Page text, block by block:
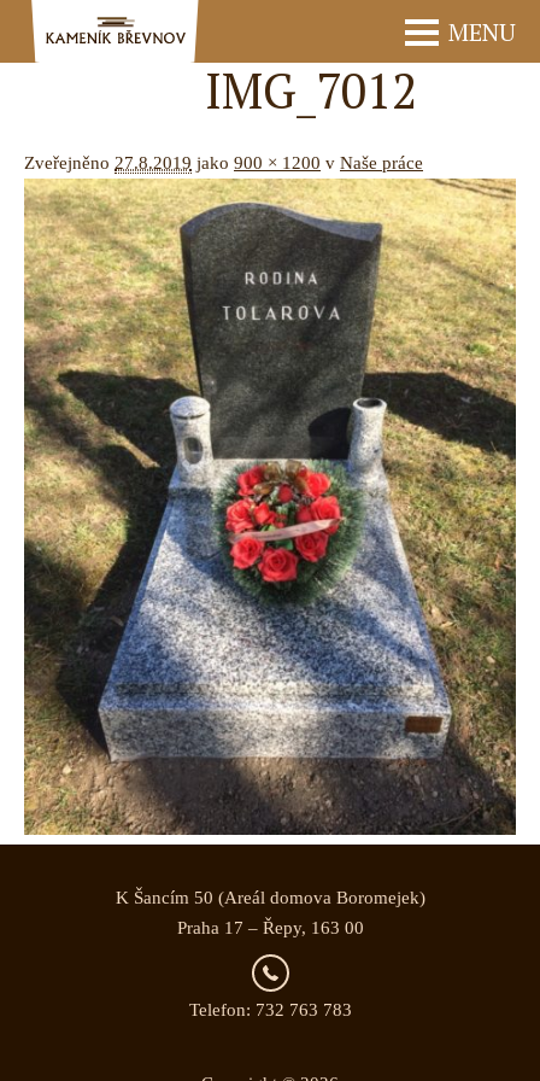
MENU
IMG_7012
Zveřejněno 27.8.2019 jako 900 × 1200 v Naše práce
K Šancím 50 (Areál domova Boromejek)
Praha 17 – Řepy, 163 00
Telefon: 732 763 783